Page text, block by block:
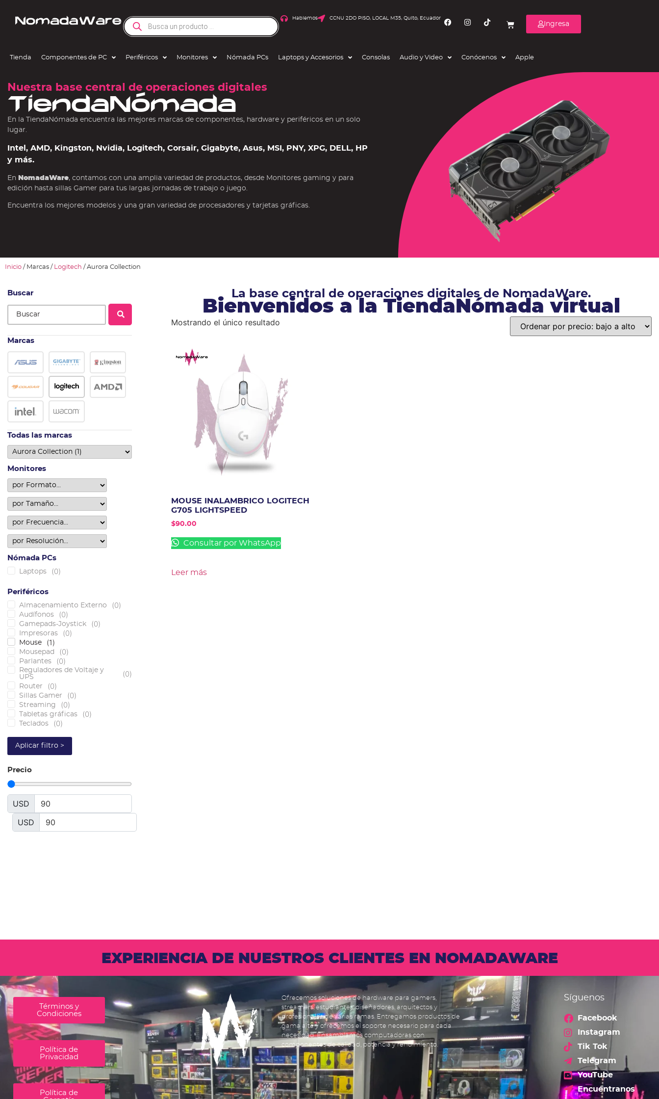
Hablemos CCNU 2DO PISO, LOCAL M35, Quito, Ecuador
Ingresa
Tienda Componentes de PC Periféricos Monitores Nómada PCs Laptops y Accesorios Consolas Audio y Video Conócenos Apple
Nuestra base central de operaciones digitales
TiendaNómada
En la TiendaNómada encuentra las mejores marcas de componentes, hardware y periféricos en un solo
lugar.
Intel, AMD, Kingston, Nvidia, Logitech, Corsair, Gigabyte, Asus, MSI, PNY, XPG, DELL, HP
y más.
En NomadaWare, contamos con una amplia variedad de productos, desde Monitores gaming y para
edición hasta sillas Gamer para tus largas jornadas de trabajo o juego.
Encuentra los mejores modelos y una gran variedad de procesadores y tarjetas gráficas.
Inicio / Marcas / Logitech / Aurora Collection
Buscar
Marcas
Todas las marcas
Monitores
Nómada PCs
Laptops (0)
Periféricos
Almacenamiento Externo (0)
Audífonos (0)
Gamepads-Joystick (0)
Impresoras (0)
Mouse (1)
Mousepad (0)
Parlantes (0)
Reguladores de Voltaje y
UPS
(0)
Router (0)
Sillas Gamer (0)
Streaming (0)
Tabletas gráficas (0)
Teclados (0)
Aplicar filtro >
Precio
USD
USD
La base central de operaciones digitales de NomadaWare.
Bienvenidos a la TiendaNómada virtual
Mostrando el único resultado
MOUSE INALAMBRICO LOGITECH
G705 LIGHTSPEED
$90.00
Consultar por WhatsApp
Leer más
EXPERIENCIA DE NUESTROS CLIENTES EN NOMADAWARE
Términos y
Condiciones
Política de
Privacidad
Política de
Ofrecemos soluciones de hardware para gamers,
streamers, estudiantes, diseñadores, arquitectos y
profesionales de varias ramas. Entregamos productos de
gama alta y ofrecemos el soporte necesario para cada
necesidad. Ensamblamos computadoras con
componentes de calidad, potencia y rendimiento.
Síguenos
Facebook
Instagram
Tik Tok
Telegram
YouTube
Encuéntranos